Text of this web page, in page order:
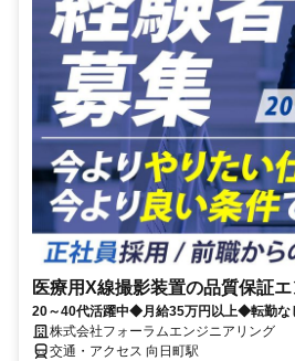
医療用X線撮影装置の品質保証
20～40代活躍中◆月給35万円以上◆転勤
株式会社フォーラムエンジニアリング
交通・アクセス 向日町駅